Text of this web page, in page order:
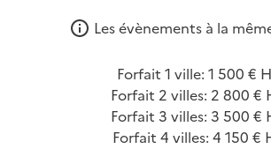
Les évènements à la
Forfait 1 ville: 1 500 €
Forfait 2 villes: 2 800 €
Forfait 3 villes: 3 500 €
Forfait 4 villes: 4 150 €